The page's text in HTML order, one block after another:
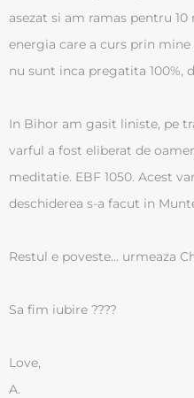
asezat si am ramas pentru
energia care a curs prin
nu sunt inca pregatita 100%,
In Bihor am gasit liniste, pe
varful a fost eliberat de
meditatie. EBF 1050. Acest
deschiderea s-a facut in
Restul e poveste… urmeaza
Sa fim iubire ????
Love,
A.